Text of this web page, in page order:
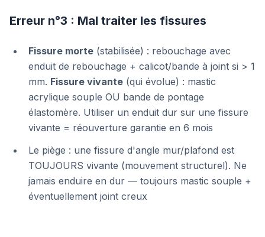
Erreur n°3 : Mal traiter les fissures
Fissure morte (stabilisée) : rebouchage avec
enduit de rebouchage + calicot/bande à joint si > 1
mm. Fissure vivante (qui évolue) : mastic
acrylique souple OU bande de pontage
élastomère. Utiliser un enduit dur sur une fissure
vivante = réouverture garantie en 6 mois
Le piège : une fissure d'angle mur/plafond est
TOUJOURS vivante (mouvement structurel). Ne
jamais enduire en dur — toujours mastic souple +
éventuellement joint creux